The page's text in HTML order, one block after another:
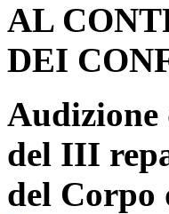
AL
DEI
Audizione
del III
del Corpo